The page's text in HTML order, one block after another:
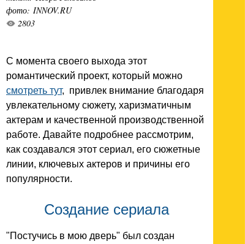
фото: INNOV.RU
2803
С момента своего выхода этот
романтический проект, который можно
смотреть тут, привлек внимание благодаря
увлекательному сюжету, харизматичным
актерам и качественной производственной
работе. Давайте подробнее рассмотрим,
как создавался этот сериал, его сюжетные
линии, ключевых актеров и причины его
популярности.
Создание сериала
"Постучись в мою дверь" был создан